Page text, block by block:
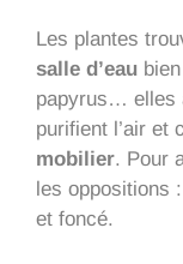
Les plantes
salle d’eau
papyrus… elles
purifient l’air et
mobilier. Pour
les oppositions :
et foncé.